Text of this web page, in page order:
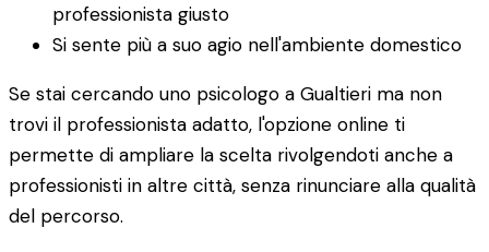
professionista giusto
Si sente più a suo agio nell'ambiente domestico
Se stai cercando uno psicologo a Gualtieri ma non
trovi il professionista adatto, l'opzione online ti
permette di ampliare la scelta rivolgendoti anche a
professionisti in altre città, senza rinunciare alla qualità
del percorso.